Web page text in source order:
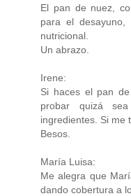
El pan de nuez,
para el
nutricional.
Un abrazo.
Irene:
Si haces el pan
probar quizá
ingredientes. Si me
Besos.
María Luisa:
Me alegra que
dando cobertura a